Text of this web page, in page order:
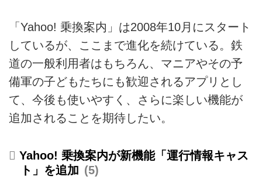
「Yahoo! 乗換案内」は2008年10月にスタート
しているが、ここまで進化を続けている。鉄
道の一般利用者はもちろん、マニアやその予
備軍の子どもたちにも歓迎されるアプリとし
て、今後も使いやすく、さらに楽しい機能が
追加されることを期待したい。
Yahoo! 乗換案内が新機能「運行情報キャス
ト」を追加
5